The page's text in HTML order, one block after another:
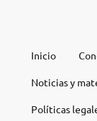
Inicio
Noticias y